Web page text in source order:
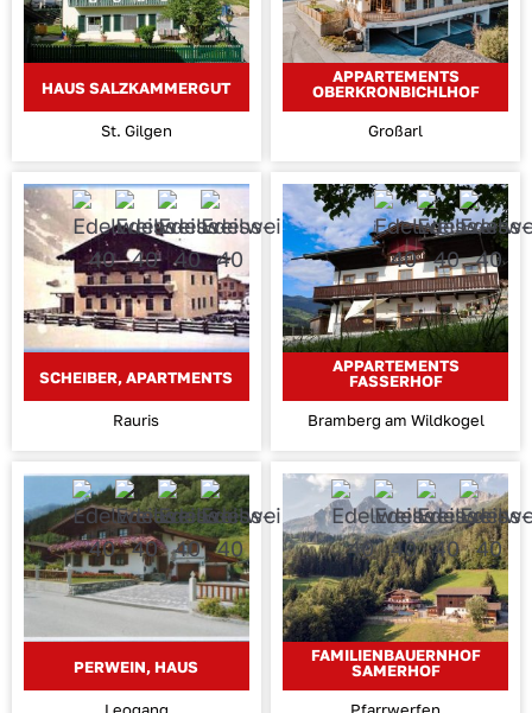
HAUS SALZKAMMERGUT
St. Gilgen
APPARTEMENTS
OBERKRONBICHLHOF
Großarl
SCHEIBER, APARTMENTS
Rauris
APPARTEMENTS
FASSERHOF
Bramberg am Wildkogel
PERWEIN, HAUS
FAMILIENBAUERNHOF
SAMERHOF